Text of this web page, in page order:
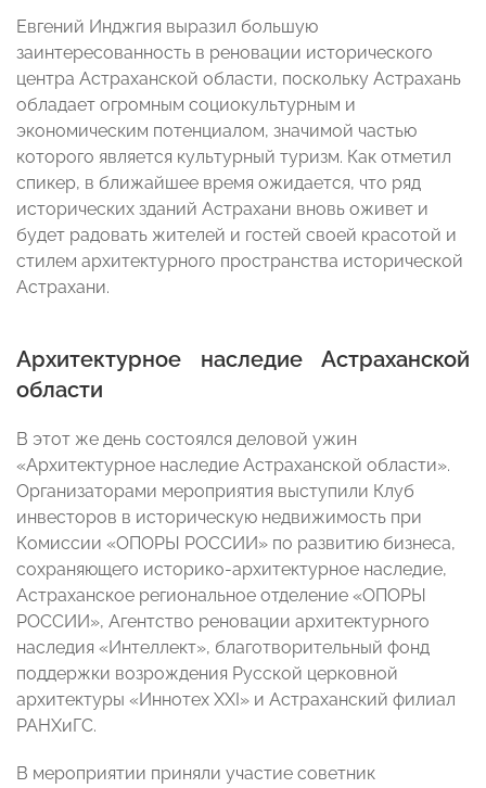
Евгений Инджгия выразил большую
заинтересованность в реновации исторического
центра Астраханской области, поскольку Астрахань
обладает огромным социокультурным и
экономическим потенциалом, значимой частью
которого является культурный туризм. Как отметил
спикер, в ближайшее время ожидается, что ряд
исторических зданий Астрахани вновь оживет и
будет радовать жителей и гостей своей красотой и
стилем архитектурного пространства исторической
Астрахани.
Архитектурное наследие Астраханской
области
В этот же день состоялся деловой ужин
«Архитектурное наследие Астраханской области».
Организаторами мероприятия выступили Клуб
инвесторов в историческую недвижимость при
Комиссии «ОПОРЫ РОССИИ» по развитию бизнеса,
сохраняющего историко-архитектурное наследие,
Астраханское региональное отделение «ОПОРЫ
РОССИИ», Агентство реновации архитектурного
наследия «Интеллект», благотворительный фонд
поддержки возрождения Русской церковной
архитектуры «Иннотех XXI» и Астраханский филиал
РАНХиГС.
В мероприятии приняли участие советник